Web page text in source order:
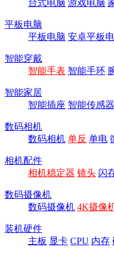
台式电脑 游戏电脑
平板电脑
平板电脑 安卓平板
智能穿戴
智能手表 智能手环
智能家居
智能插座 智能传感器
数码相机
数码相机 单反 单电
相机配件
相机稳定器 镜头 闪
数码摄像机
数码摄像机 4K摄像
装机硬件
主板 显卡 CPU 内存